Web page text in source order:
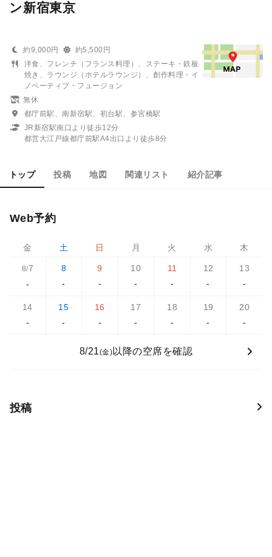
ン新宿東京
約9,000円
約5,500円
洋食、フレンチ（フランス料理）、ステーキ・鉄板
焼き、ラウンジ（ホテルラウンジ）、創作料理・イ
ノベーティブ・フュージョン
無休
都庁前駅、南新宿駅、初台駅、参宮橋駅
JR新宿駅南口より徒歩12分
都営大江戸線都庁前駅A4出口より徒歩8分
トップ 投稿 地図 関連リスト 紹介記事
Web予約
金 土 日 月 火 水 木
8/7
-
8
-
9
-
10
-
11
-
12
-
13
-
14
-
15
-
16
-
17
-
18
-
19
-
20
-
8/21(金) 以降の空席を確認
投稿